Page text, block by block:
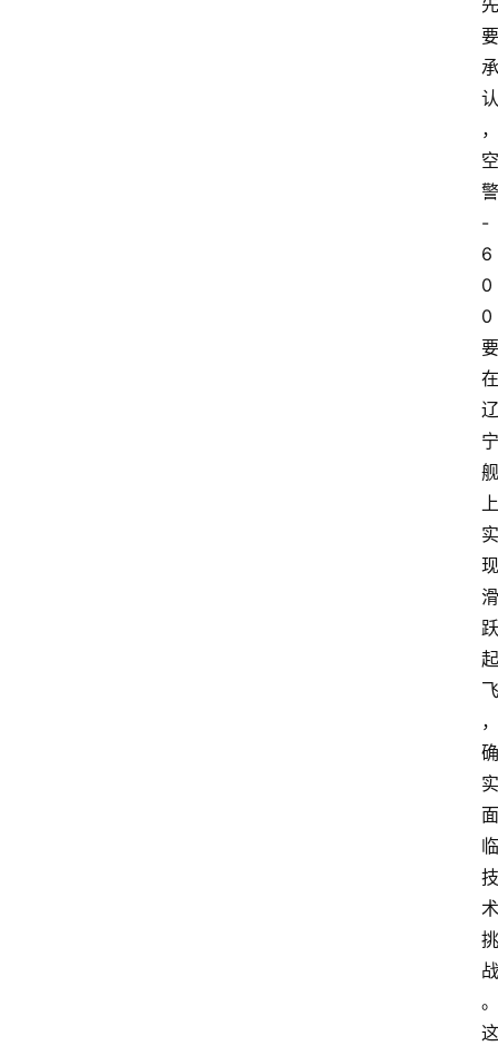
先
要
承
认
，
空
警
-
6
0
0
要
在
辽
宁
舰
上
实
现
滑
跃
起
飞
，
确
实
面
临
技
术
挑
战
。
这